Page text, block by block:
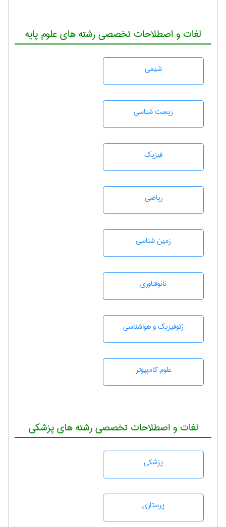
لغات و اصطلاحات تخصصی رشته های علوم پایه
شيمی
زيست شناسی
فیزیک
رياضی
زمين شناسی
نانوفناوری
ژئوفيزيك و هواشناسی
علوم کامپیوتر
لغات و اصطلاحات تخصصی رشته های پزشکی
پزشكی
پرستاری